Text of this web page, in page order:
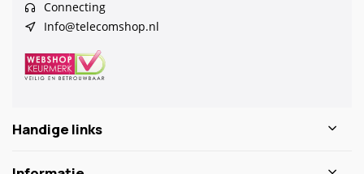
Connecting
Info@telecomshop.nl
Handige links